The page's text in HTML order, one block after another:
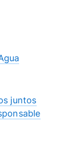
juntos